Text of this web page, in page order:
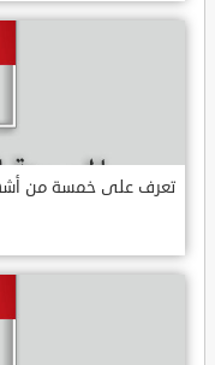
تعرف على خمسة من